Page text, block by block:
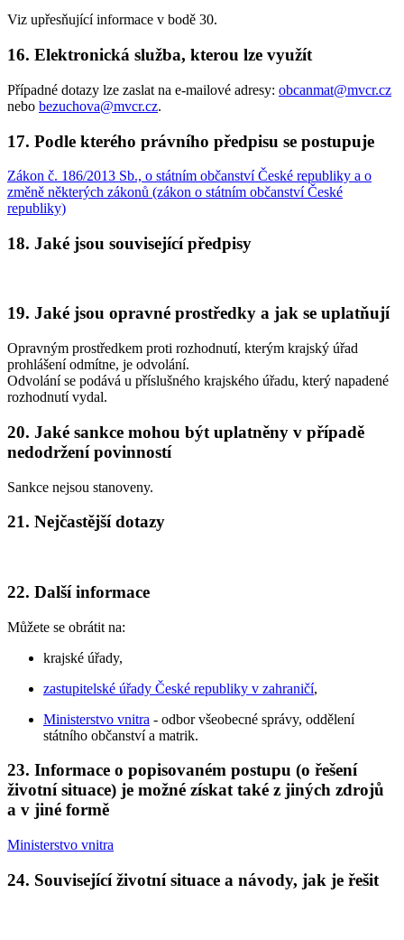
Viz upřesňující informace v bodě 30.
16. Elektronická služba, kterou lze využít
Případné dotazy lze zaslat na e-mailové adresy: obcanmat@mvcr.cz
nebo bezuchova@mvcr.cz.
17. Podle kterého právního předpisu se postupuje
Zákon č. 186/2013 Sb., o státním občanství České republiky a o
změně některých zákonů (zákon o státním občanství České
republiky)
18. Jaké jsou související předpisy
19. Jaké jsou opravné prostředky a jak se uplatňují
Opravným prostředkem proti rozhodnutí, kterým krajský úřad
prohlášení odmítne, je odvolání.
Odvolání se podává u příslušného krajského úřadu, který napadené
rozhodnutí vydal.
20. Jaké sankce mohou být uplatněny v případě
nedodržení povinností
Sankce nejsou stanoveny.
21. Nejčastější dotazy
22. Další informace
Můžete se obrátit na:
krajské úřady,
zastupitelské úřady České republiky v zahraničí,
Ministerstvo vnitra - odbor všeobecné správy, oddělení
státního občanství a matrik.
23. Informace o popisovaném postupu (o řešení
životní situace) je možné získat také z jiných zdrojů
a v jiné formě
Ministerstvo vnitra
24. Související životní situace a návody, jak je řešit